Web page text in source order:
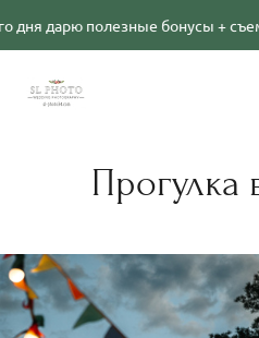
бонусы + съемка видео